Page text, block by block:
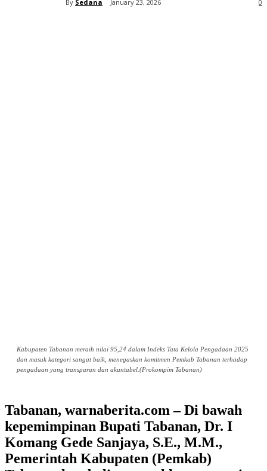
By Sedana January 23, 2026 0
Kabupaten Tabanan meraih nilai 95,24 dalam Indeks Tata Kelola Pengadaan 2025
dan masuk kategori sangat baik, menegaskan komitmen Pemkab Tabanan terhadap
pengadaan yang transparan dan akuntabel.(Prokompim Tabanan)
Tabanan, warnaberita.com – Di bawah
kepemimpinan Bupati Tabanan, Dr. I
Komang Gede Sanjaya, S.E., M.M.,
Pemerintah Kabupaten (Pemkab)